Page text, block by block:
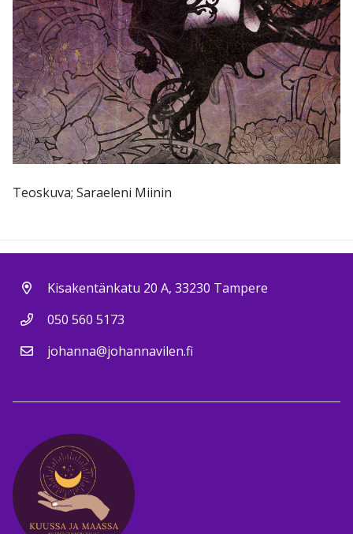
Teoskuva; Saraeleni Miinin
Kisakentänkatu 20 A, 33230 Tampere
050 560 5173
johanna@johannavilen.fi